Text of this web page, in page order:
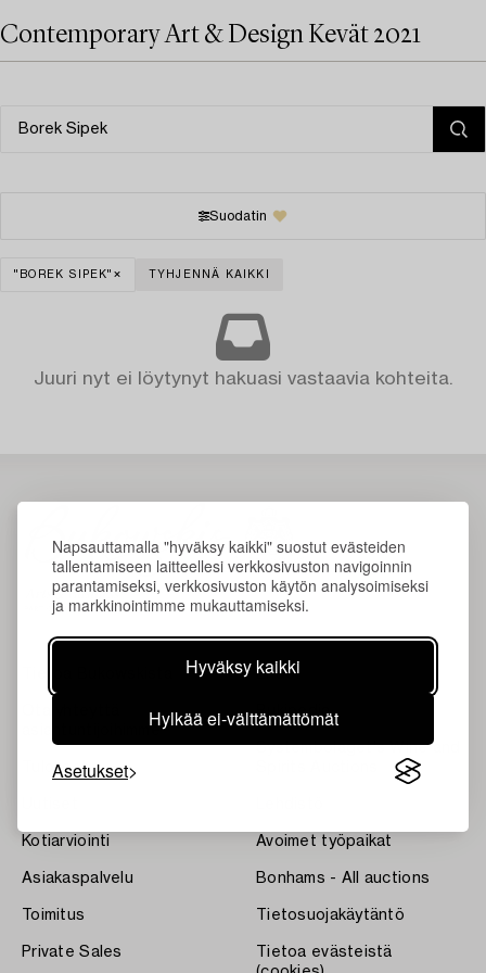
Napsauttamalla "hyväksy kaikki" suostut evästeiden
tallentamiseen laitteellesi verkkosivuston navigoinnin
parantamiseksi, verkkosivuston käytön analysoimiseksi
ja markkinointimme mukauttamiseksi.
Hyväksy kaikki
Hylkää ei-välttämättömät
Asetukset
Contemporary Art & Design Kevät 2021
Suodatin
"BOREK SIPEK" TYHJENNÄ KAIKKI
Juuri nyt ei löytynyt hakuasi vastaavia kohteita.
Tulokset
Kotiarviointi
Asiakaspalvelu
Toimitus
Private Sales
Ehdot
Bukipedia
Systembolaget's Wine and
Avoimet työpaikat
Bonhams - All auctions
Tietosuojakäytäntö
Tietoa evästeistä